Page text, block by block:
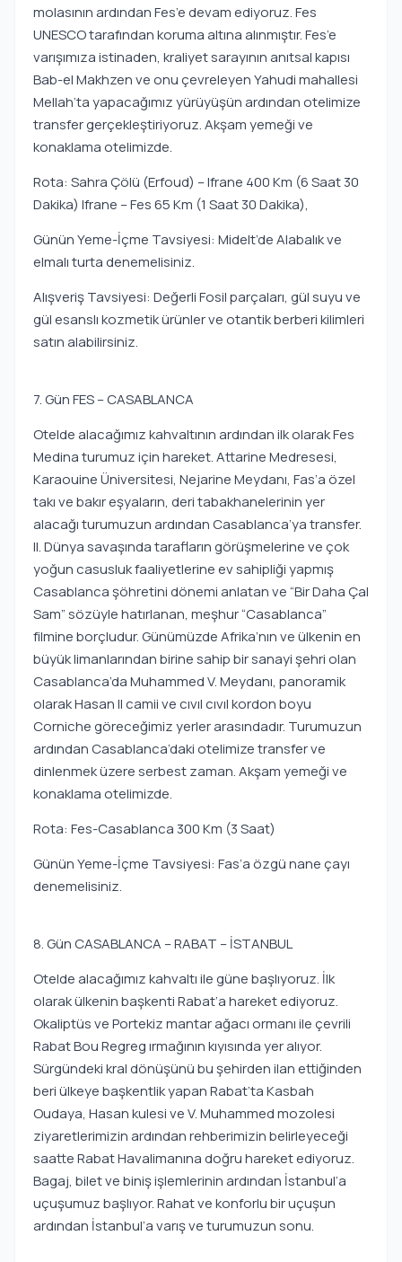
molasının ardından Fes’e devam ediyoruz. Fes
UNESCO tarafından koruma altına alınmıştır. Fes’e
varışımıza istinaden, kraliyet sarayının anıtsal kapısı
Bab-el Makhzen ve onu çevreleyen Yahudi mahallesi
Mellah’ta yapacağımız yürüyüşün ardından otelimize
transfer gerçekleştiriyoruz. Akşam yemeği ve
konaklama otelimizde.
Rota: Sahra Çölü (Erfoud) – Ifrane 400 Km (6 Saat 30
Dakika) Ifrane – Fes 65 Km (1 Saat 30 Dakika),
Günün Yeme-İçme Tavsiyesi: Midelt’de Alabalık ve
elmalı turta denemelisiniz.
Alışveriş Tavsiyesi: Değerli Fosil parçaları, gül suyu ve
gül esanslı kozmetik ürünler ve otantik berberi kilimleri
satın alabilirsiniz.
7. Gün FES – CASABLANCA
Otelde alacağımız kahvaltının ardından ilk olarak Fes
Medina turumuz için hareket. Attarine Medresesi,
Karaouine Üniversitesi, Nejarine Meydanı, Fas’a özel
takı ve bakır eşyaların, deri tabakhanelerinin yer
alacağı turumuzun ardından Casablanca’ya transfer.
II. Dünya savaşında tarafların görüşmelerine ve çok
yoğun casusluk faaliyetlerine ev sahipliği yapmış
Casablanca şöhretini dönemi anlatan ve “Bir Daha Çal
Sam” sözüyle hatırlanan, meşhur “Casablanca”
filmine borçludur. Günümüzde Afrika’nın ve ülkenin en
büyük limanlarından birine sahip bir sanayi şehri olan
Casablanca’da Muhammed V. Meydanı, panoramik
olarak Hasan II camii ve cıvıl cıvıl kordon boyu
Corniche göreceğimiz yerler arasındadır. Turumuzun
ardından Casablanca’daki otelimize transfer ve
dinlenmek üzere serbest zaman. Akşam yemeği ve
konaklama otelimizde.
Rota: Fes-Casablanca 300 Km (3 Saat)
Günün Yeme-İçme Tavsiyesi: Fas’a özgü nane çayı
denemelisiniz.
8. Gün CASABLANCA – RABAT – İSTANBUL
Otelde alacağımız kahvaltı ile güne başlıyoruz. İlk
olarak ülkenin başkenti Rabat’a hareket ediyoruz.
Okaliptüs ve Portekiz mantar ağacı ormanı ile çevrili
Rabat Bou Regreg ırmağının kıyısında yer alıyor.
Sürgündeki kral dönüşünü bu şehirden ilan ettiğinden
beri ülkeye başkentlik yapan Rabat’ta Kasbah
Oudaya, Hasan kulesi ve V. Muhammed mozolesi
ziyaretlerimizin ardından rehberimizin belirleyeceği
saatte Rabat Havalimanına doğru hareket ediyoruz.
Bagaj, bilet ve biniş işlemlerinin ardından İstanbul’a
uçuşumuz başlıyor. Rahat ve konforlu bir uçuşun
ardından İstanbul’a varış ve turumuzun sonu.